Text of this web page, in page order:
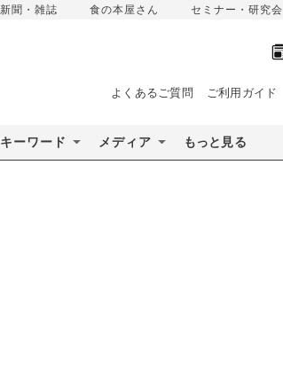
新聞・雑誌 食の本屋さん セミナー・研究会
よくあるご質問 ご利用ガイド
キーワード メディア もっと見る